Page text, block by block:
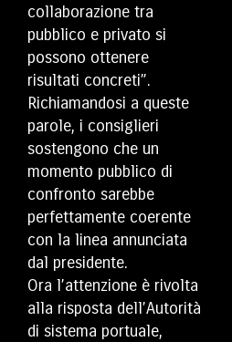
collaborazione tra
pubblico e privato si
possono ottenere
risultati concreti”.
Richiamandosi a queste
parole, i consiglieri
sostengono che un
momento pubblico di
confronto sarebbe
perfettamente coerente
con la linea annunciata
dal presidente.
Ora l’attenzione è rivolta
alla risposta dell’Autorità
di sistema portuale,